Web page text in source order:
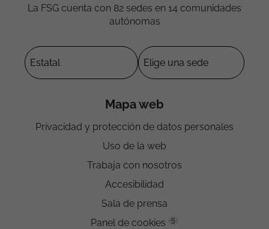
La FSG cuenta con 82 sedes en 14 comunidades
autónomas
Mapa web
Privacidad y protección de datos personales
Uso de la web
Trabaja con nosotros
Accesibilidad
Sala de prensa
Panel de cookies
5